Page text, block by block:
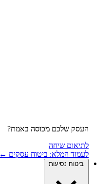
העסק שלכם מכוסה באמת?
לתיאום שיחה
לעמוד המלא: ביטוח עסקים ←
ביטוח נסיעות